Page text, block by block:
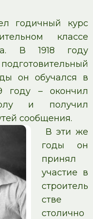
годичный курс
классе
В 1918 году
он обучался в
году – окончил
и получил
сообщения.
В эти же
годы он
принял
участие в
строитель
стве
столично